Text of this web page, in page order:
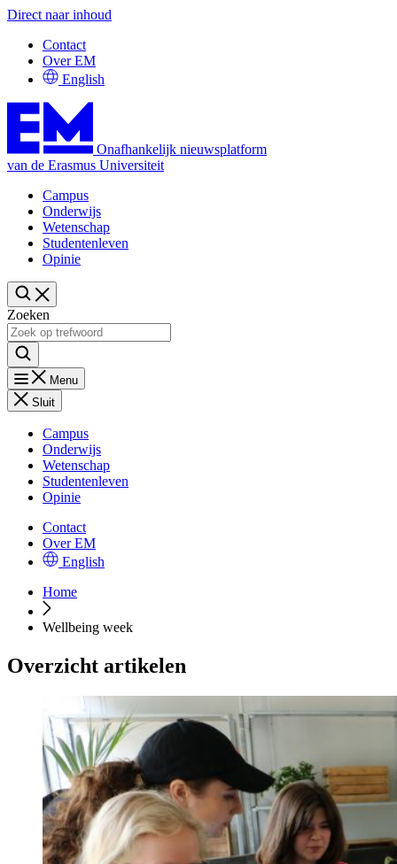
Direct naar inhoud
Contact
Over EM
English
Onafhankelijk nieuwsplatform
van de Erasmus Universiteit
Campus
Onderwijs
Wetenschap
Studentenleven
Opinie
Zoeken
Menu
Sluit
Campus
Onderwijs
Wetenschap
Studentenleven
Opinie
Contact
Over EM
English
Home
Wellbeing week
Overzicht artikelen